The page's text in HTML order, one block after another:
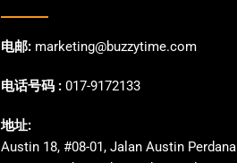
电邮: marketing@buzzytime.com
电话号码 : 017-9172133
地址:
Austin 18, #08-01, Jalan Austin Perdana